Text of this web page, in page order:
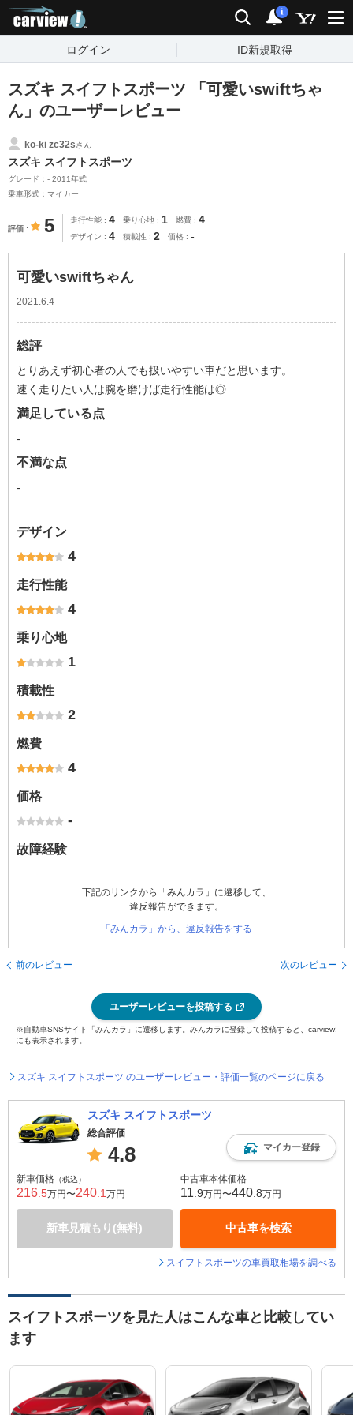
検索 通知
i
ログイン ID新規取得
スズキ スイフトスポーツ 「可愛いswiftちゃ
ん」のユーザーレビュー
ko-ki zc32sさん
スズキ スイフトスポーツ
グレード：- 2011年式
乗車形式：マイカー
評価 5 走行性能 4 乗り心地 1 燃費 4
デザイン 4 積載性 2 価格 -
可愛いswiftちゃん
2021.6.4
総評
とりあえず初心者の人でも扱いやすい車だと思います。
速く走りたい人は腕を磨けば走行性能は◎
満足している点
-
不満な点
-
デザイン
4
走行性能
4
乗り心地
1
積載性
2
燃費
4
価格
-
故障経験
下記のリンクから「みんカラ」に遷移して、
違反報告ができます。
「みんカラ」から、違反報告をする
前のレビュー 次のレビュー
ユーザーレビューを投稿する
※自動車SNSサイト「みんカラ」に遷移します。みんカラに登録して投稿すると、carview!
にも表示されます。
スズキ スイフトスポーツ のユーザーレビュー・評価一覧のページに戻る
スズキ スイフトスポーツ
総合評価
4.8 マイカー登録
新車価格 （税込）
216 .5万円〜240 .1 万円
新車見積もり(無料)
中古車本体価格
11 .9万円〜440 .8万円
中古車を検索
スイフトスポーツの車買取相場を調べる
スイフトスポーツを見た人はこんな車と比較してい
ます